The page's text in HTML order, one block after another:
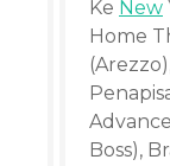
Ke New
Home
Boss),